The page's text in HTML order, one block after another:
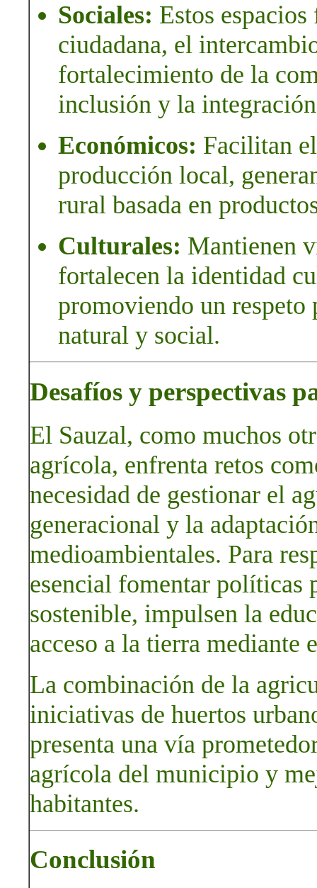
Sociales: Estos
ciudadana, el
fortalecimiento de la
inclusión y la
Económicos: Facilitan
producción local,
rural basada en
Culturales: Mantienen
fortalecen la identidad
promoviendo un
natural y social.
Desafíos y perspectivas
El Sauzal, como muchos
agrícola, enfrenta retos
necesidad de gestionar el
generacional y la
medioambientales. Para
esencial fomentar políticas
sostenible, impulsen la
acceso a la tierra mediante
La combinación de la
iniciativas de huertos
presenta una vía
agrícola del municipio y
habitantes.
Conclusión